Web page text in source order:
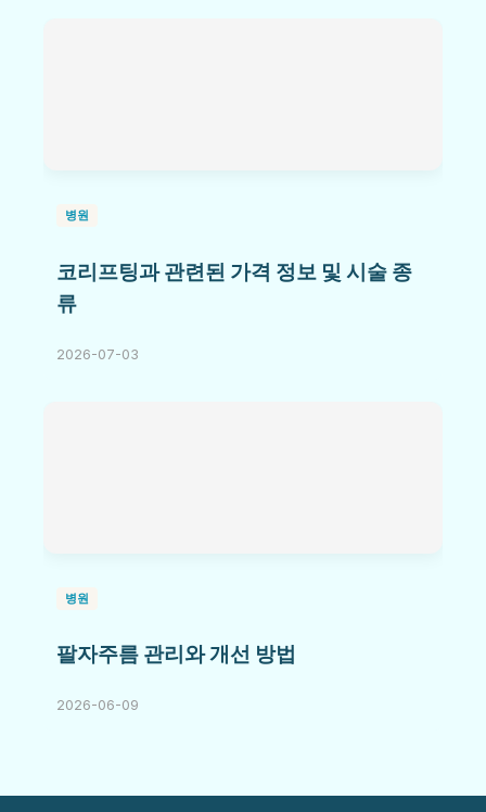
병원
코리프팅과 관련된 가격 정보 및 시술 종
류
2026-07-03
병원
팔자주름 관리와 개선 방법
2026-06-09